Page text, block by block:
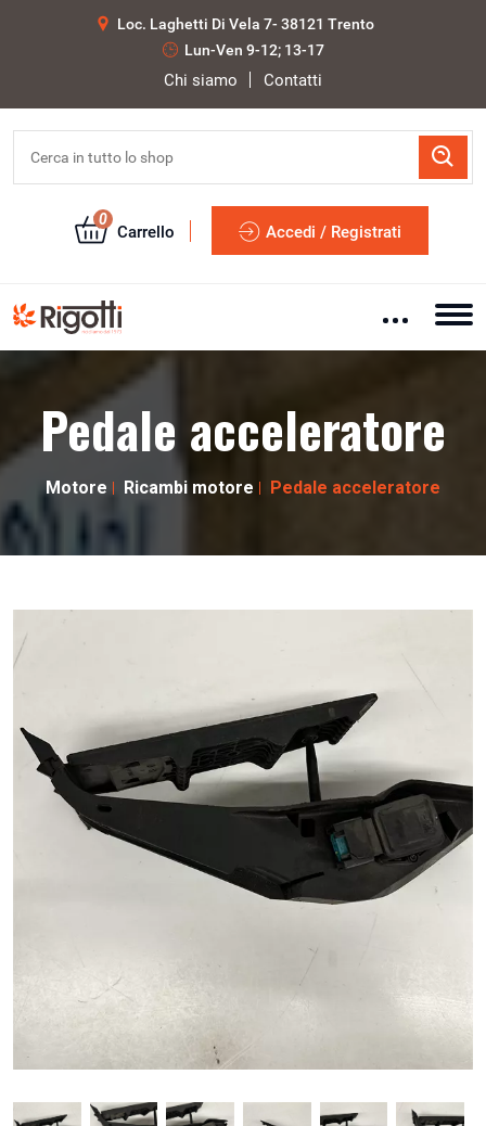
Loc. Laghetti Di Vela 7- 38121 Trento
Lun-Ven 9-12; 13-17
Chi siamo Contatti
0
Carrello Accedi / Registrati
Pedale acceleratore
Motore Ricambi motore Pedale acceleratore